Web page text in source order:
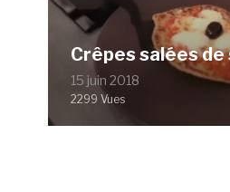
Crêpes salées
15 juin 2018
2299 Vues